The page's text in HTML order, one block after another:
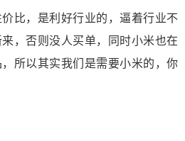
比，是利好行业的，逼着行业不
，否则没人买单，同时小米也在
所以其实我们是需要小米的，你